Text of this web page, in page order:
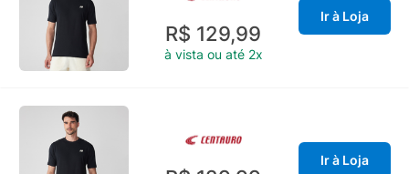
R$ 129,99
à vista ou até 2x
Ir à Loja
Ir à Loja